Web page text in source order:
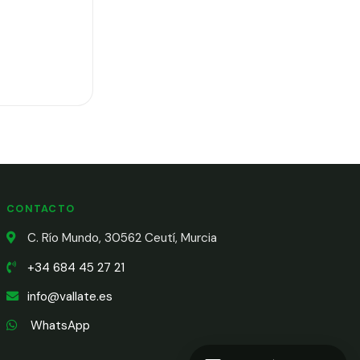
CONTACTO
C. Río Mundo, 30562 Ceutí, Murcia
+34 684 45 27 21
info@vallate.es
WhatsApp